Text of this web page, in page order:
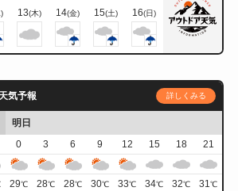
13(木) 14(金) 15(土) 16(日)
気予報 詳しくみる
明日
0 3 6 9 12 15 18
21
29℃ 28℃ 28℃ 30℃ 33℃ 34℃ 32℃ 31℃